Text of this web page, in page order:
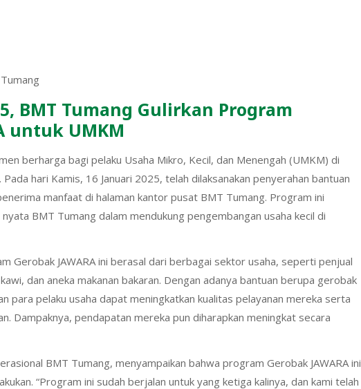
BMT Tumang Gulirkan Program
untuk UMKM
berharga bagi pelaku Usaha Mikro, Kecil, dan Menengah (UMKM) di
hari Kamis, 16 Januari 2025, telah dilaksanakan penyerahan bantuan
manfaat di halaman kantor pusat BMT Tumang. Program ini
BMT Tumang dalam mendukung pengembangan usaha kecil di
Gerobak JAWARA ini berasal dari berbagai sektor usaha, seperti penjual
dan aneka makanan bakaran. Dengan adanya bantuan berupa gerobak
para pelaku usaha dapat meningkatkan kualitas pelayanan mereka serta
Dampaknya, pendapatan mereka pun diharapkan meningkat secara
BMT Tumang, menyampaikan bahwa program Gerobak JAWARA ini
“Program ini sudah berjalan untuk yang ketiga kalinya, dan kami telah